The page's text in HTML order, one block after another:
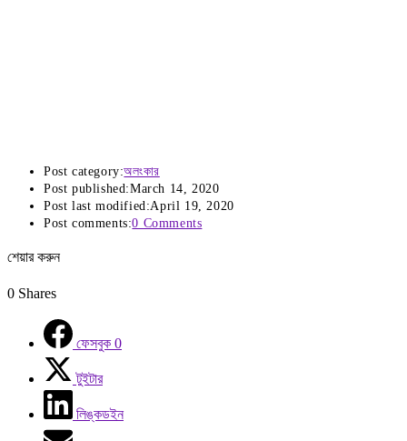
Post category:অলংকার
Post published:March 14, 2020
Post last modified:April 19, 2020
Post comments:0 Comments
শেয়ার করুন
0 Shares
ফেসবুক 0
টুইটার
লিঙ্কডইন